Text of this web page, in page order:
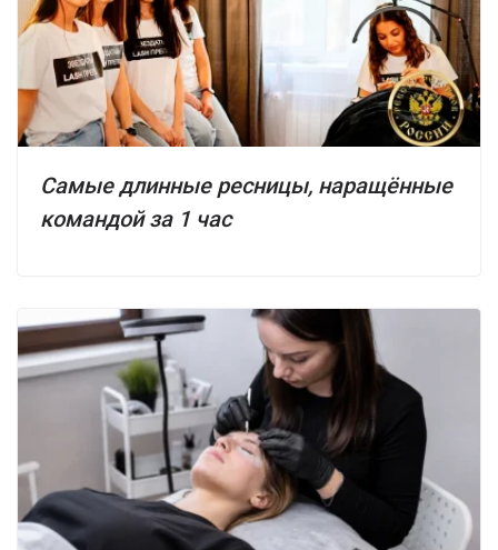
Самые длинные ресницы, наращённые
командой за 1 час